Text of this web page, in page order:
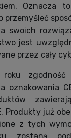
Oznacza
przemyśleć
swoich
jest
przez cały
oznakowania
Produkty już
z tych
zostaną